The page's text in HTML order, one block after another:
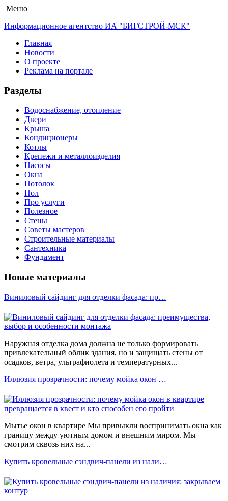
Меню
Информационное агентство ИА "БИГСТРОЙ-МСК"
Главная
Новости
О проекте
Реклама на портале
Разделы
Водоснабжение, отопление
Двери
Крыша
Кондиционеры
Котлы
Крепежи и металлоизделия
Насосы
Окна
Потолок
Пол
Про услуги
Полезное
Стены
Советы мастеров
Строительные материалы
Сантехника
Фундамент
Новые материалы
Виниловый сайдинг для отделки фасада: пр…
Наружная отделка дома должна не только формировать
привлекательный облик здания, но и защищать стены от
осадков, ветра, ультрафиолета и температурных...
Иллюзия прозрачности: почему мойка окон …
Мытье окон в квартире Мы привыкли воспринимать окна как
границу между уютным домом и внешним миром. Мы
смотрим сквозь них на...
Купить кровельные сэндвич-панели из нали…